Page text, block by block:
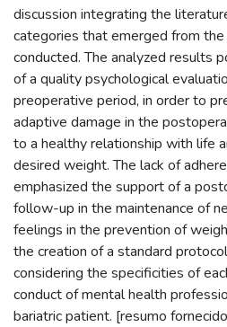
discussion integrating the
categories that emerged from
conducted. The analyzed results
of a quality psychological
preoperative period, in order to
adaptive damage in the
to a healthy relationship with life
desired weight. The lack of
emphasized the support of a
follow-up in the maintenance of
feelings in the prevention of
the creation of a standard
considering the specificities of
conduct of mental health
bariatric patient. [resumo